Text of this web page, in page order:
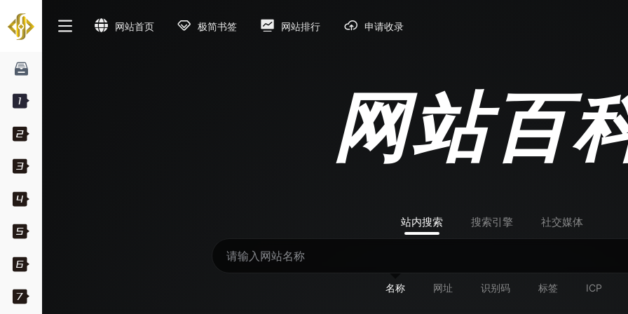
网站首页 极简书签 网站排行 申请收录
网站百
站内搜索 搜索引擎 社交媒体
名称 网址 识别码 标签 ICP